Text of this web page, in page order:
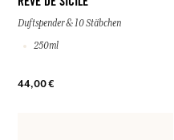
Duftspender & 10 Stäbchen
250ml
44,00 €